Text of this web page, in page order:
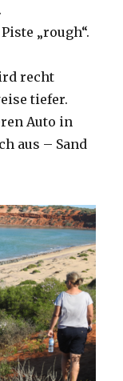
„rough“.
recht
tiefer.
Auto in
aus – Sand